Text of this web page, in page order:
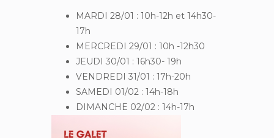
MARDI 28/01 : 10h-12h et 14h30-
17h
MERCREDI 29/01 : 10h -12h30
JEUDI 30/01 : 16h30- 19h
VENDREDI 31/01 : 17h-20h
SAMEDI 01/02 : 14h-18h
DIMANCHE 02/02 : 14h-17h